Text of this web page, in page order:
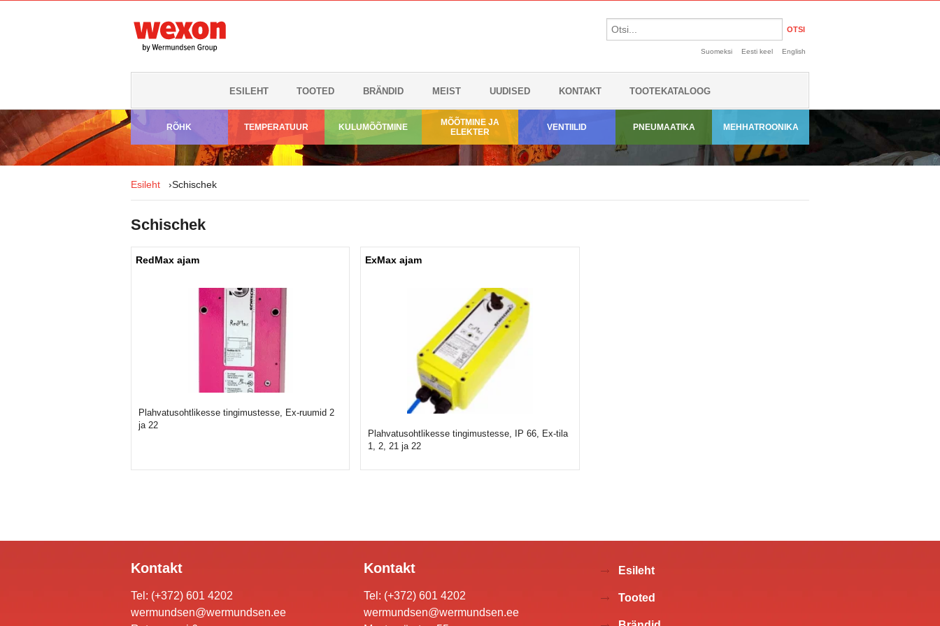
OTSI
Suomeksi Eesti keel English
ESILEHT TOOTED BRÄNDID MEIST UUDISED KONTAKT TOOTEKATALOOG
RÕHK TEMPERATUUR KULUMÕÕTMINE
MÕÕTMINE JA
ELEKTER
VENTIILID PNEUMAATIKA MEHHATROONIKA
Esileht ›Schischek
Schischek
RedMax ajam
Plahvatusohtlikesse tingimustesse, Ex-ruumid 2
ja 22
ExMax ajam
Plahvatusohtlikesse tingimustesse, IP 66, Ex-tila
1, 2, 21 ja 22
Kontakt
Tel: (+372) 601 4202
wermundsen@wermundsen.ee
Kontakt
Tel: (+372) 601 4202
wermundsen@wermundsen.ee
Esileht
Tooted